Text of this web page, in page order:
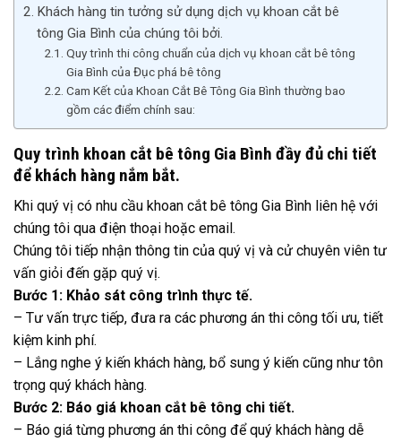
Khách hàng tin tưởng sử dụng dịch vụ khoan cắt bê
tông Gia Bình của chúng tôi bởi.
Quy trình thi công chuẩn của dịch vụ khoan cắt bê tông
Gia Bình của Đục phá bê tông
Cam Kết của Khoan Cắt Bê Tông Gia Bình thường bao
gồm các điểm chính sau:
Quy trình khoan cắt bê tông Gia Bình đầy đủ chi tiết
để khách hàng nắm bắt.
Khi quý vị có nhu cầu khoan cắt bê tông Gia Bình liên hệ với
chúng tôi qua điện thoại hoặc email.
Chúng tôi tiếp nhận thông tin của quý vị và cử chuyên viên tư
vấn giỏi đến gặp quý vị.
Bước 1: Khảo sát công trình thực tế.
– Tư vấn trực tiếp, đưa ra các phương án thi công tối ưu, tiết
kiệm kinh phí.
– Lắng nghe ý kiến khách hàng, bổ sung ý kiến cũng như tôn
trọng quý khách hàng.
Bước 2: Báo giá khoan cắt bê tông chi tiết.
– Báo giá từng phương án thi công để quý khách hàng dễ